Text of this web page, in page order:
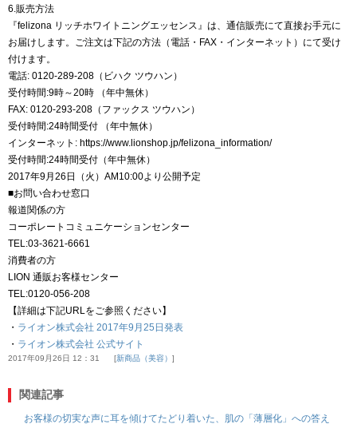
6.販売方法
『felizona リッチホワイトニングエッセンス』は、通信販売にて直接お手元に
お届けします。ご注文は下記の方法（電話・FAX・インターネット）にて受け
付けます。
電話: 0120-289-208（ビハク ツウハン）
受付時間:9時～20時 （年中無休）
FAX: 0120-293-208（ファックス ツウハン）
受付時間:24時間受付 （年中無休）
インターネット: https://www.lionshop.jp/felizona_information/
受付時間:24時間受付（年中無休）
2017年9月26日（火）AM10:00より公開予定
■お問い合わせ窓口
報道関係の方
コーポレートコミュニケーションセンター
TEL:03-3621-6661
消費者の方
LION 通販お客様センター
TEL:0120-056-208
【詳細は下記URLをご参照ください】
・ ライオン株式会社 2017年9月25日発表
・ ライオン株式会社 公式サイト
2017年09月26日 12：31 新商品（美容）
関連記事
お客様の切実な声に耳を傾けてたどり着いた、肌の「薄層化」への答え